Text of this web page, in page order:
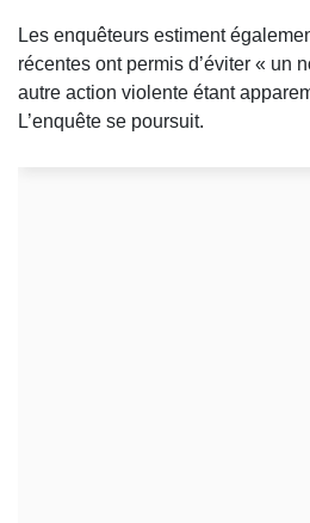
Les enquêteurs estiment
récentes ont permis d’éviter « un
autre action violente étant
L’enquête se poursuit.